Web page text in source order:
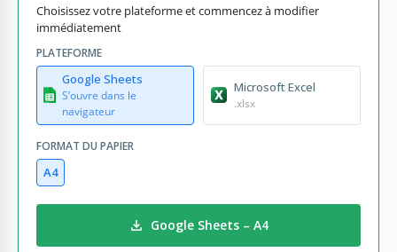
Choisissez votre plateforme et commencez à modifier
immédiatement
PLATEFORME
Google Sheets
S’ouvre dans le
navigateur
Microsoft Excel
.xlsx
FORMAT DU PAPIER
A4
Google Sheets – A4